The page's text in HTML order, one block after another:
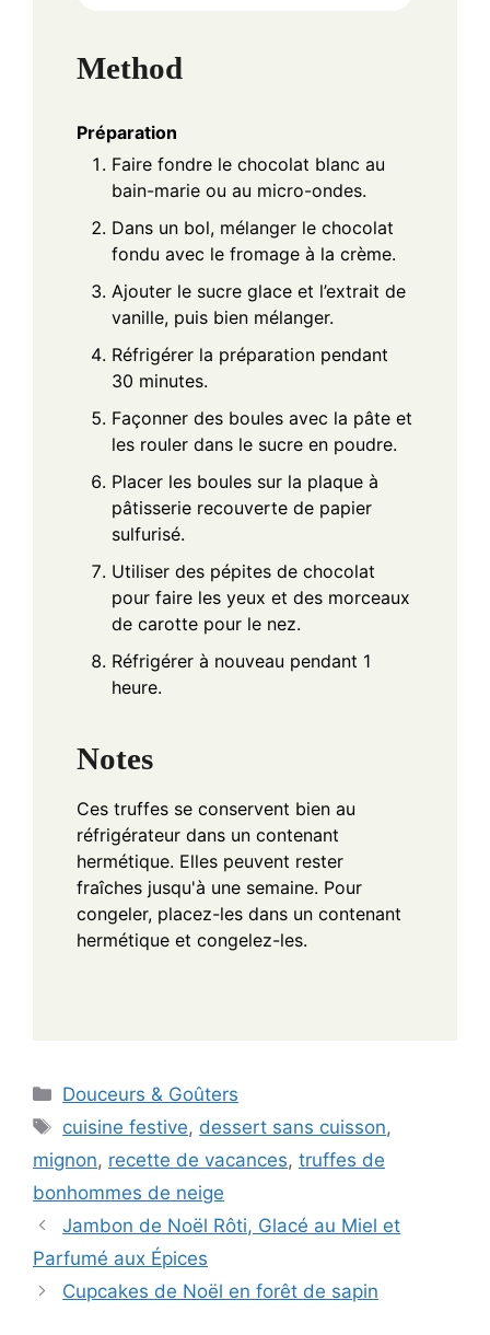
Method
Préparation
Faire fondre le chocolat blanc au
bain-marie ou au micro-ondes.
Dans un bol, mélanger le chocolat
fondu avec le fromage à la crème.
Ajouter le sucre glace et l’extrait de
vanille, puis bien mélanger.
Réfrigérer la préparation pendant
30 minutes.
Façonner des boules avec la pâte et
les rouler dans le sucre en poudre.
Placer les boules sur la plaque à
pâtisserie recouverte de papier
sulfurisé.
Utiliser des pépites de chocolat
pour faire les yeux et des morceaux
de carotte pour le nez.
Réfrigérer à nouveau pendant 1
heure.
Notes
Ces truffes se conservent bien au
réfrigérateur dans un contenant
hermétique. Elles peuvent rester
fraîches jusqu'à une semaine. Pour
congeler, placez-les dans un contenant
hermétique et congelez-les.
Categories
Douceurs & Goûters
Tags
cuisine festive, dessert sans cuisson,
mignon, recette de vacances, truffes de
bonhommes de neige
Jambon de Noël Rôti, Glacé au Miel et
Parfumé aux Épices
Cupcakes de Noël en forêt de sapin